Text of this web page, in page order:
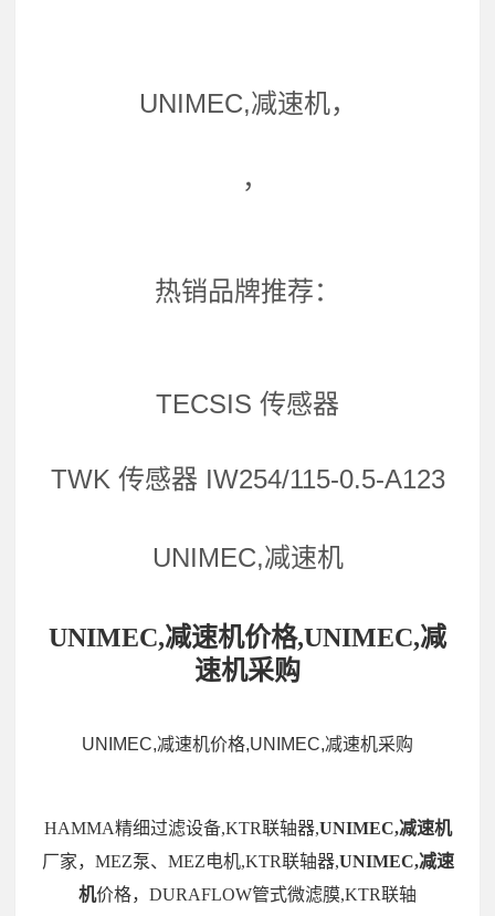
UNIMEC,减速机，
，
热销品牌推荐：
TECSIS 传感器
TWK 传感器 IW254/115-0.5-A123
UNIMEC,减速机
UNIMEC,减速机价格,UNIMEC,减
速机采购
UNIMEC,减速机价格,UNIMEC,减速机采购
HAMMA精细过滤设备,KTR联轴器,UNIMEC,减速机
厂家，MEZ泵、MEZ电机,KTR联轴器,UNIMEC,减速
机价格，DURAFLOW管式微滤膜,KTR联轴